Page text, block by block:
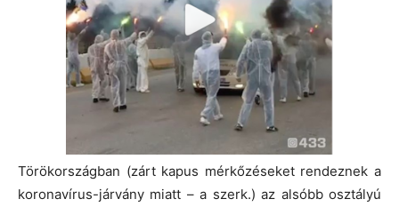
Törökországban (zárt kapus mérkőzéseket rendeznek a
koronavírus-járvány miatt – a szerk.) az alsóbb osztályú